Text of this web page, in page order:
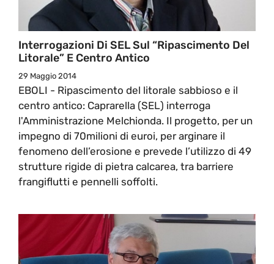
Interrogazioni Di SEL Sul “Ripascimento Del
Litorale” E Centro Antico
29 Maggio 2014
EBOLI - Ripascimento del litorale sabbioso e il
centro antico: Caprarella (SEL) interroga
l'Amministrazione Melchionda. Il progetto, per un
impegno di 70milioni di euroi, per arginare il
fenomeno dell’erosione e prevede l’utilizzo di 49
strutture rigide di pietra calcarea, tra barriere
frangiflutti e pennelli soffolti.